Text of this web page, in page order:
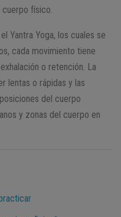
físico.
Yantra Yoga, los cuales se
cada movimiento tiene
o retención. La
lentas o rápidas y las
del cuerpo
y zonas del cuerpo en